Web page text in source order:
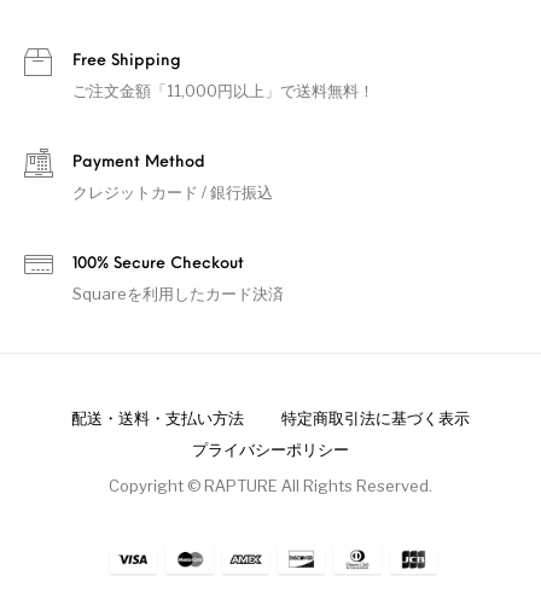
Free Shipping
ご注文金額「11,000円以上」で送料無料！
Payment Method
クレジットカード / 銀行振込
100% Secure Checkout
Squareを利用したカード決済
配送・送料・支払い方法
特定商取引法に基づく表示
プライバシーポリシー
Copyright © RAPTURE All Rights Reserved.